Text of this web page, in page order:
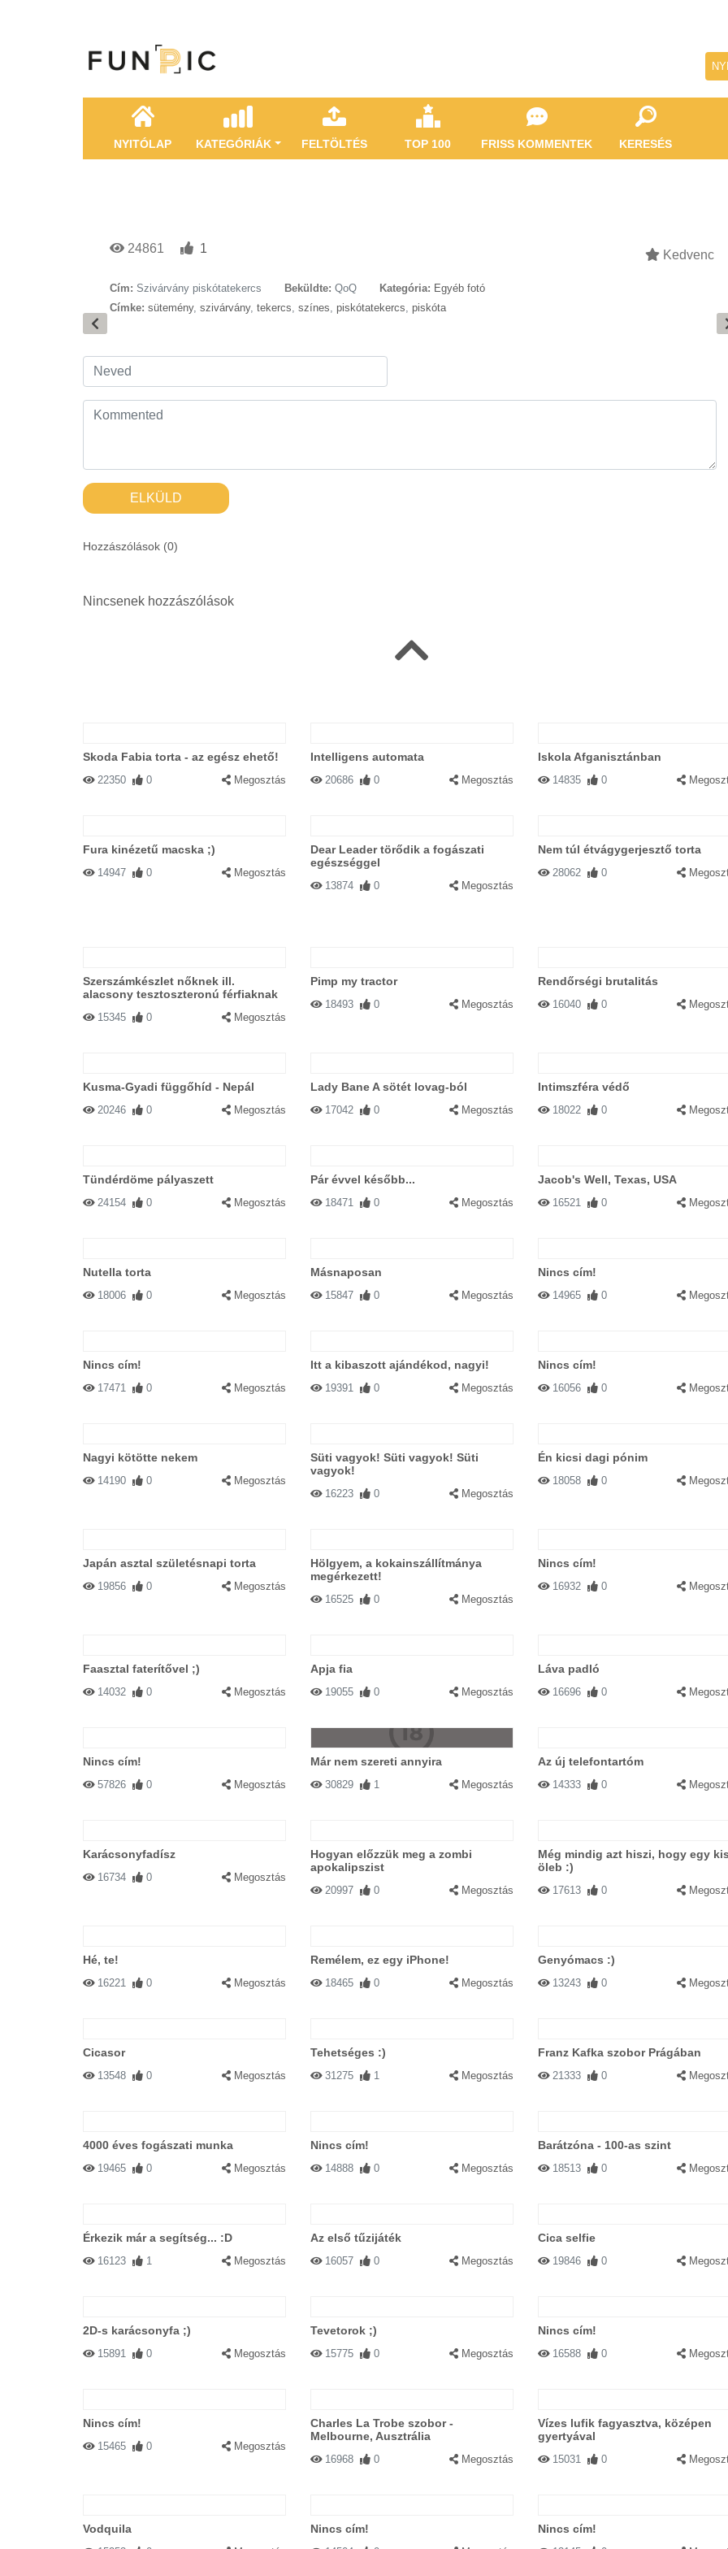
NYITÓLAP KATEGÓRIÁK FELTÖLTÉS TOP 100 FRISS KOMMENTEK KERESÉS
24861 1 Kedvenc
Cím: Szivárvány piskótatekercs Beküldte: QoQ Kategória: Egyéb fotó
Címke: sütemény, szivárvány, tekercs, színes, piskótatekercs, piskóta
ELKÜLD
Hozzászólások (0)
Nincsenek hozzászólások
Skoda Fabia torta - az egész ehető!
22350 0 Megosztás
Intelligens automata
20686 0 Megosztás
Iskola Afganisztánban
14835 0
Fura kinézetű macska ;)
14947 0 Megosztás
Dear Leader törődik a fogászati ​​
egészséggel
13874 0 Megosztás
Nem túl étvágygerjesztő torta
28062 0
Szerszámkészlet nőknek ill.
alacsony tesztoszteronú férfiaknak
15345 0 Megosztás
Pimp my tractor
18493 0 Megosztás
Rendőrségi brutalitás
16040 0
Kusma-Gyadi függőhíd - Nepál
20246 0 Megosztás
Lady Bane A sötét lovag-ból
17042 0 Megosztás
Intimszféra védő
18022 0
Tündérdöme pályaszett
24154 0 Megosztás
Pár évvel később...
18471 0 Megosztás
Jacob's Well, Texas, USA
16521 0
Nutella torta
18006 0 Megosztás
Másnaposan
15847 0 Megosztás
Nincs cím!
14965 0
Nincs cím!
17471 0 Megosztás
Itt a kibaszott ajándékod, nagyi!
19391 0 Megosztás
Nincs cím!
16056 0
Nagyi kötötte nekem
14190 0 Megosztás
Süti vagyok! Süti vagyok! Süti
vagyok!
16223 0 Megosztás
Én kicsi dagi pónim
18058 0
Japán asztal születésnapi torta
19856 0 Megosztás
Hölgyem, a kokainszállítmánya
megérkezett!
16525 0 Megosztás
Nincs cím!
16932 0
Faasztal faterítővel ;)
14032 0 Megosztás
Apja fia
19055 0 Megosztás
Láva padló
16696 0
Nincs cím!
57826 0 Megosztás
Már nem szereti annyira
30829 1 Megosztás
Az új telefontartóm
14333 0
Karácsonyfadísz
16734 0 Megosztás
Hogyan előzzük meg a zombi
apokalipszist
20997 0 Megosztás
Még mindig azt hiszi, hogy egy kis
öleb :)
17613 0
Hé, te!
16221 0 Megosztás
Remélem, ez egy iPhone!
18465 0 Megosztás
Genyómacs :)
13243 0
Cicasor
13548 0 Megosztás
Tehetséges :)
31275 1 Megosztás
Franz Kafka szobor Prágában
21333 0
4000 éves fogászati munka
19465 0 Megosztás
Nincs cím!
14888 0 Megosztás
Barátzóna - 100-as szint
18513 0
Érkezik már a segítség... :D
16123 1 Megosztás
Az első tűzijáték
16057 0 Megosztás
Cica selfie
19846 0
2D-s karácsonyfa ;)
15891 0 Megosztás
Tevetorok ;)
15775 0 Megosztás
Nincs cím!
16588 0
Nincs cím!
15465 0 Megosztás
Charles La Trobe szobor -
Melbourne, Ausztrália
16968 0 Megosztás
Vízes lufik fagyasztva, középen
gyertyával
15031 0
Vodquila Nincs cím! Nincs cím!